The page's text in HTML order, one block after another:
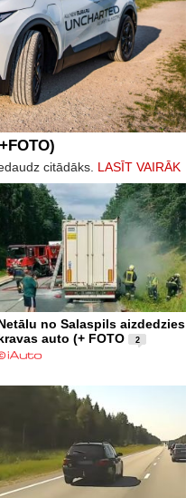
citādāks. LASĪT VAIRĀK
no Salaspils aizdedzies
auto (+ FOTO
2